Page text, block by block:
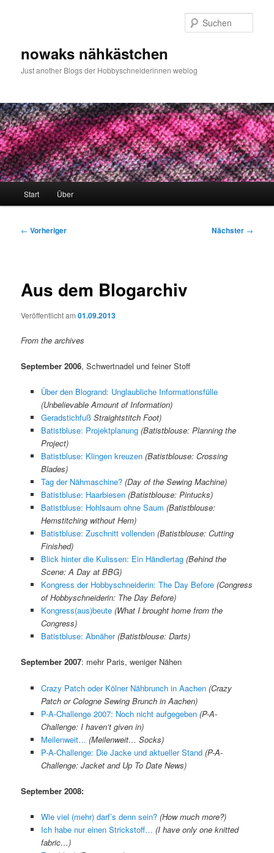
nowaks nähkästchen
Just another Blogs der Hobbyschneiderinnen weblog
Start Über
Beitragsnavigation
← Vorheriger Nächster →
Aus dem Blogarchiv
Veröffentlicht am01.09.2013
From the archives
September 2006, Schwertnadel und feiner Stoff
Über den Blogrand: Unglaubliche Informationsfülle
(Unbelievable Amount of Information)
Geradstichfuß Straightstitch Foot)
Batistbluse: Projektplanung (Batistblouse: Planning the
Project)
Batistbluse: Klingen kreuzen (Batistblouse: Crossing
Blades)
Tag der Nähmaschine? (Day of the Sewing Machine)
Batistbluse: Haarbiesen (Batistblouse: Pintucks)
Batistbluse: Hohlsaum ohne Saum (Batistblouse:
Hemstitching without Hem)
Batistbluse: Zuschnitt vollenden (Batistblouse: Cutting
Finished)
Blick hinter die Kulissen: Ein Händlertag (Behind the
Scene: A Day at BBG)
Kongress der Hobbyschneiderin: The Day Before (Congress
of Hobbyschneiderin: The Day Before)
Kongress(aus)beute (What I brought home from the
Congress)
Batistbluse: Abnäher (Batistblouse: Darts)
September 2007: mehr Paris, weniger Nähen
Crazy Patch oder Kölner Nähbrunch in Aachen (Crazy
Patch or Cologne Sewing Brunch in Aachen)
P-A-Challenge 2007: Noch nicht aufgegeben (P-A-
Challenge: I haven’t given in)
Meilenweit… (Meilenweit… Socks)
P-A-Challenge: Die Jacke und aktueller Stand (P-A-
Challenge: Jacket and Up To Date News)
September 2008:
Wie viel (mehr) darf’s denn sein? (How much more?)
Ich habe nur einen Strickstoff… (I have only one knitted
fabric…)